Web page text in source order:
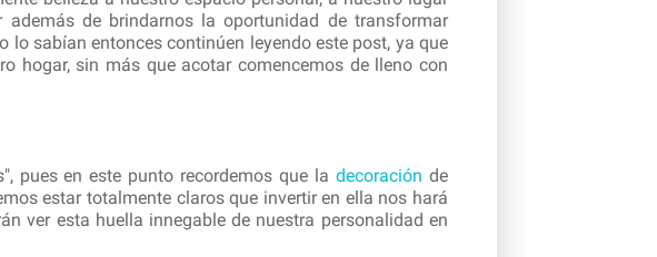
de brindarnos la oportunidad de transformar
sabían entonces continúen leyendo este post, ya que
hogar, sin más que acotar comencemos de lleno con
pues en este punto recordemos que la decoración de
estar totalmente claros que invertir en ella nos hará
ver esta huella innegable de nuestra personalidad en